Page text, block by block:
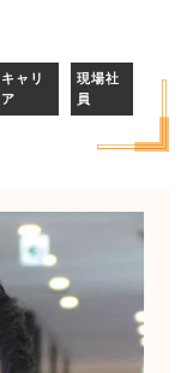
キャリ
ア
現場社
員